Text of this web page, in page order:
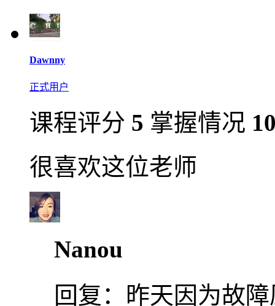
Dawnny
正式用户
课程评分 5 掌握情况
很喜欢这位老师
Nanou
回复：
昨天因为故